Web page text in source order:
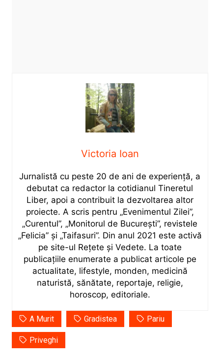
Victoria Ioan
Jurnalistă cu peste 20 de ani de experiență, a
debutat ca redactor la cotidianul Tineretul
Liber, apoi a contribuit la dezvoltarea altor
proiecte. A scris pentru „Evenimentul Zilei”,
„Curentul”, „Monitorul de București”, revistele
„Felicia” și „Taifasuri”. Din anul 2021 este activă
pe site-ul Rețete și Vedete. La toate
publicațiile enumerate a publicat articole pe
actualitate, lifestyle, monden, medicină
naturistă, sănătate, reportaje, religie,
horoscop, editoriale.
A Murit Gradistea Pariu
Priveghi